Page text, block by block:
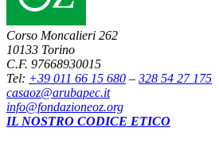
Corso Moncalieri 262
10133 Torino
C.F. 97668930015
Tel: +39 011 66 15 680 – 328 54 27 175
casaoz@arubapec.it
info@fondazioneoz.org
IL NOSTRO CODICE ETICO